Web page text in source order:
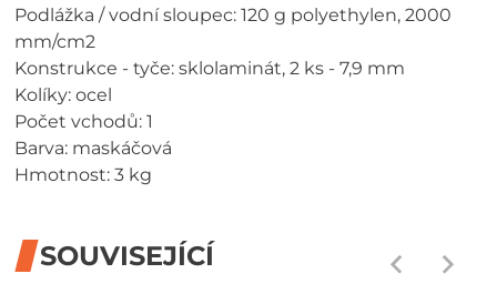
Podlážka / vodní sloupec: 120 g polyethylen, 2000
mm/cm2
Konstrukce - tyče: sklolaminát, 2 ks - 7,9 mm
Kolíky: ocel
Počet vchodů: 1
Barva: maskáčová
Hmotnost: 3 kg
SOUVISEJÍCÍ